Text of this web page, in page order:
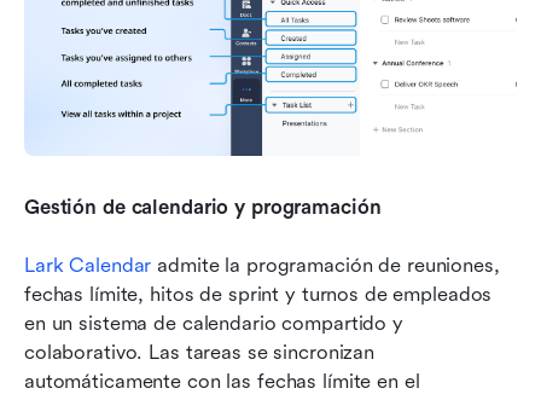
Gestión de calendario y programación
Lark Calendar admite la programación de reuniones,
fechas límite, hitos de sprint y turnos de empleados
en un sistema de calendario compartido y
colaborativo. Las tareas se sincronizan
automáticamente con las fechas límite en el